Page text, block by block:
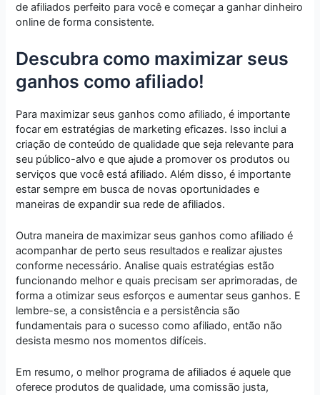
de afiliados perfeito para você e começar a ganhar dinheiro
online de forma consistente.
Descubra como maximizar seus
ganhos como afiliado!
Para maximizar seus ganhos como afiliado, é importante
focar em estratégias de marketing eficazes. Isso inclui a
criação de conteúdo de qualidade que seja relevante para
seu público-alvo e que ajude a promover os produtos ou
serviços que você está afiliado. Além disso, é importante
estar sempre em busca de novas oportunidades e
maneiras de expandir sua rede de afiliados.
Outra maneira de maximizar seus ganhos como afiliado é
acompanhar de perto seus resultados e realizar ajustes
conforme necessário. Analise quais estratégias estão
funcionando melhor e quais precisam ser aprimoradas, de
forma a otimizar seus esforços e aumentar seus ganhos. E
lembre-se, a consistência e a persistência são
fundamentais para o sucesso como afiliado, então não
desista mesmo nos momentos difíceis.
Em resumo, o melhor programa de afiliados é aquele que
oferece produtos de qualidade, uma comissão justa,